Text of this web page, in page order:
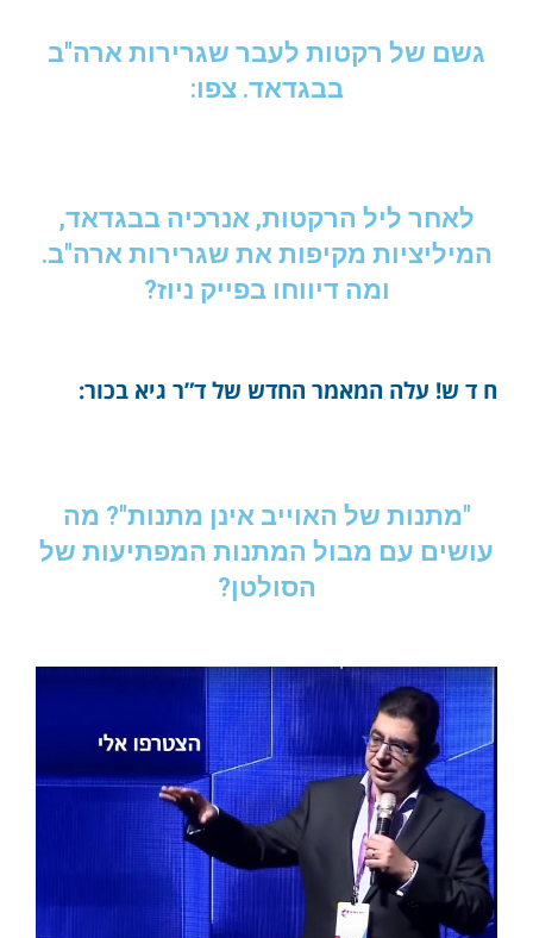
גשם של רקטות לעבר שגרירות ארה"ב
בבגדאד. צפו:
לאחר ליל הרקטות, אנרכיה בבגדאד,
המיליציות מקיפות את שגרירות ארה"ב.
ומה דיווחו בפייק ניוז?
ח ד ש! עלה המאמר החדש של ד”ר גיא בכור:
"מתנות של האוייב אינן מתנות"? מה
עושים עם מבול המתנות המפתיעות של
הסולטן?